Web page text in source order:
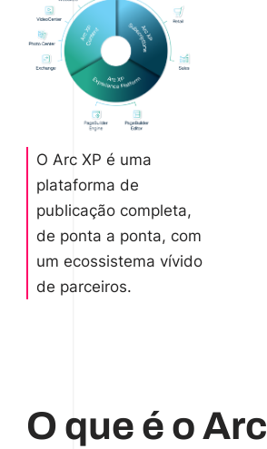
O Arc XP é uma
plataforma de
publicação completa,
de ponta a ponta, com
um ecossistema vívido
de parceiros.
O que é o Arc